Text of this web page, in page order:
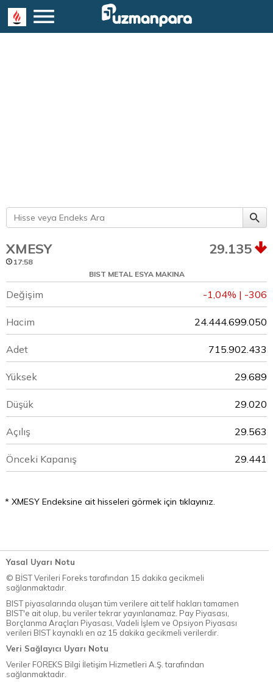
XMESY 29.135
17:58
BIST METAL ESYA MAKINA
Değişim -1,04% | -306
Hacim 24.444.699.050
Adet 715.902.433
Yüksek 29.689
Düşük 29.020
Açılış 29.563
Önceki Kapanış 29.441
* XMESY Endeksine ait hisseleri görmek için tıklayınız.
Yasal Uyarı Notu
© BİST Verileri Foreks tarafından 15 dakika gecikmeli
sağlanmaktadır.
BIST piyasalarında oluşan tüm verilere ait telif hakları tamamen
BIST'e ait olup, bu veriler tekrar yayınlanamaz. Pay Piyasası,
Borçlanma Araçları Piyasası, Vadeli İşlem ve Opsiyon Piyasası
verileri BIST kaynaklı en az 15 dakika gecikmeli verilerdir.
Veri Sağlayıcı Uyarı Notu
Veriler FOREKS Bilgi İletişim Hizmetleri A.Ş. tarafından
sağlanmaktadır.